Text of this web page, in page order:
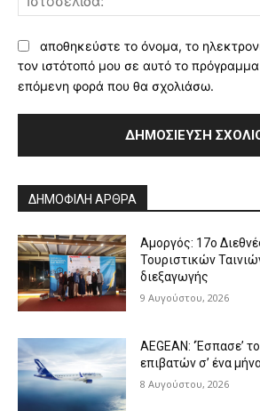
αποθηκεύστε το όνομα, το
τον ιστότοπό μου σε αυτό το πρόγραμμα
επόμενη φορά που θα σχολιάσω.
ΔΗΜΟΦΙΛΗ ΑΡΘΡΑ
Αμοργός: 17ο
Τουριστικών
διεξαγωγής
9 Αυγούστου, 2026
AEGEAN: ‘Έσπασε’
επιβατών σ’ ένα
8 Αυγούστου, 2026